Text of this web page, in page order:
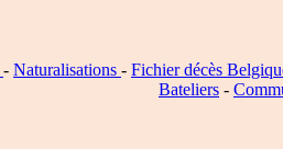
- Naturalisations - Fichier décès
Bateliers -